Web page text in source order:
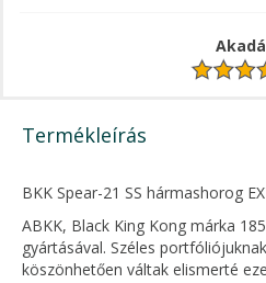
Termékleírás
BKK Spear-21 SS hármashorog
ABKK, Black King Kong márka
gyártásával. Széles
köszönhetően váltak elismerté